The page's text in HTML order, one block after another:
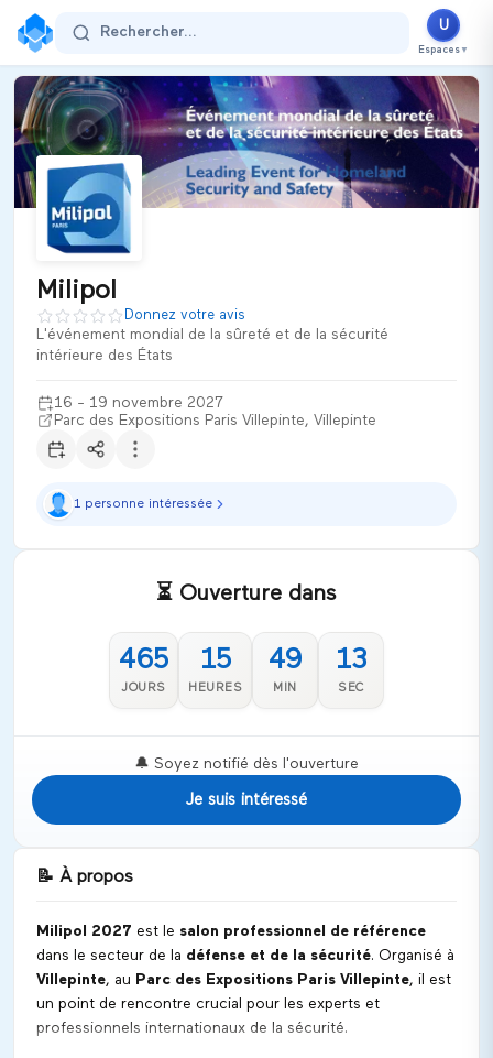
Milipol
16 - 19 novembre 2027
Parc des Expositions Paris Villepinte
VillepinteFrance
Secteur d'activité :defense
Thématiques
IA Défense
Cybersécurité
Sécurité privée
Naval
Drones
Cyber résilience
Protection civile
Milipol 2027 est le salon professionnel de référence dans le
Ultiplace
Rechercher... U
Espaces ▼
Milipol
Donnez votre avis
L'événement mondial de la sûreté et de la sécurité
intérieure des États
16 - 19 novembre 2027
Parc des Expositions Paris Villepinte, Villepinte
1 personne intéressée
⏳ Ouverture dans
465
JOURS
15
HEURES
49
MIN
13
SEC
🔔 Soyez notifié dès l'ouverture
Je suis intéressé
📝 À propos
Milipol 2027 est le salon professionnel de référence
dans le secteur de la défense et de la sécurité. Organisé à
Villepinte, au Parc des Expositions Paris Villepinte, il est
un point de rencontre crucial pour les experts et
professionnels internationaux de la sécurité.